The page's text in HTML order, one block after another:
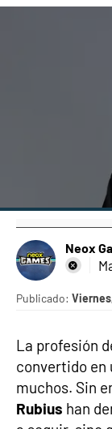
Neox
Publicado:
La profesión
convertido en
muchos. Sin
Rubius han